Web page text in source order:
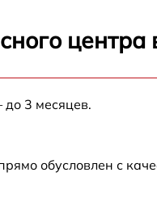
3 месяцев.
обусловлен с